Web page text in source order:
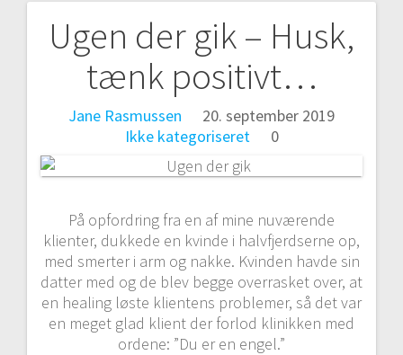
Ugen der gik – Husk,
tænk positivt…
Jane Rasmussen
20. september 2019
Ikke kategoriseret
0
På opfordring fra en af mine nuværende
klienter, dukkede en kvinde i halvfjerdserne op,
med smerter i arm og nakke. Kvinden havde sin
datter med og de blev begge overrasket over, at
en healing løste klientens problemer, så det var
en meget glad klient der forlod klinikken med
ordene: ”Du er en engel.”
Indlægsnavigation